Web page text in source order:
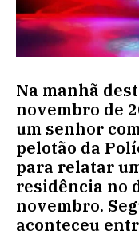
Na manhã
novembro de
um senhor
pelotão da
para relatar
residência no
novembro.
aconteceu